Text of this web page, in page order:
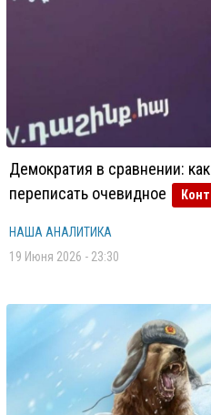
Демократия в сравнении:
переписать очевидное
НАША АНАЛИТИКА
19 Июня 2026 - 23:30